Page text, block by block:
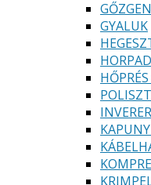
GYALUK